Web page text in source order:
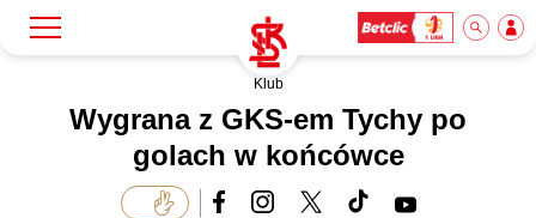
Klub
Klub
Wygrana z GKS-em Tychy po
golach w końcówce